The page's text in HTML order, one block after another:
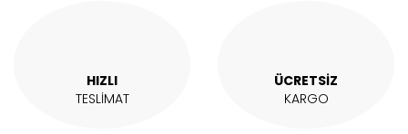
Bu ürüne benzer farklı alternatifler olmalı.
HIZLI
TESLİMAT
ÜCRETSİZ
KARGO